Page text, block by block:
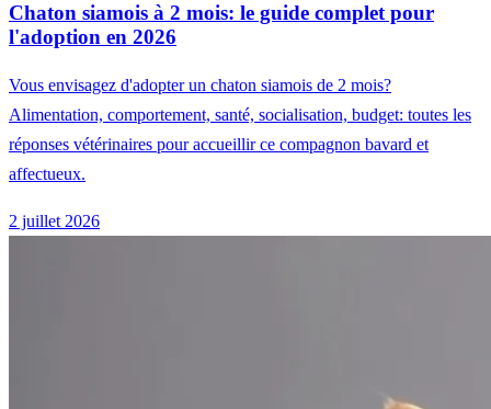
Chaton siamois à 2 mois: le guide complet pour
l'adoption en 2026
Vous envisagez d'adopter un chaton siamois de 2 mois?
Alimentation, comportement, santé, socialisation, budget: toutes les
réponses vétérinaires pour accueillir ce compagnon bavard et
affectueux.
2 juillet 2026